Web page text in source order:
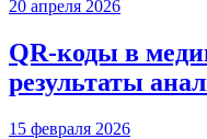
20 апреля 2026
QR-коды в
результаты
15 февраля 2026